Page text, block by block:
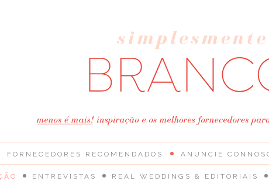
ENTREVISTAS REAL WEDDINGS & EDITORIAIS
FORNECEDORES RECOMENDADOS ANUNCIE